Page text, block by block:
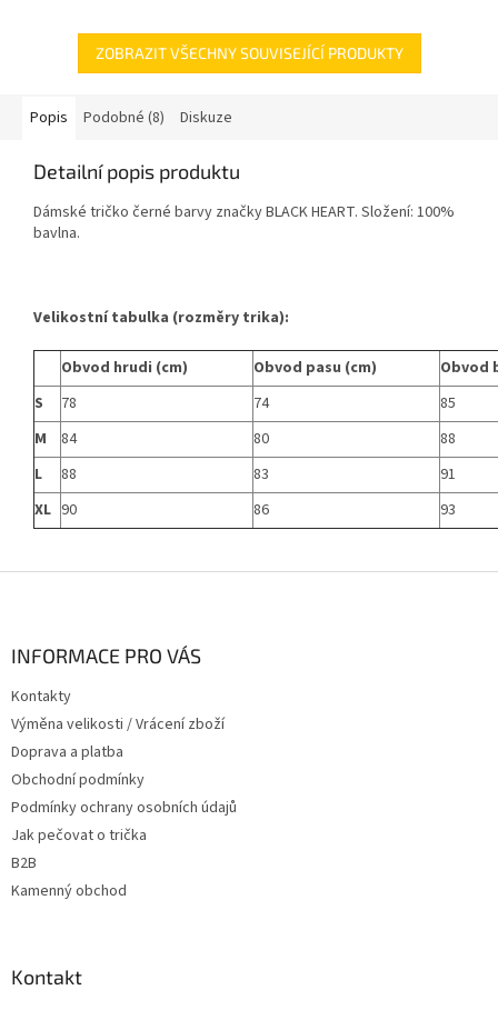
ZOBRAZIT VŠECHNY SOUVISEJÍCÍ PRODUKTY
Popis Podobné (8) Diskuze
Detailní popis produktu
Dámské tričko černé barvy značky BLACK HEART. Složení: 100%
bavlna.
Velikostní tabulka (rozměry trika):
Obvod hrudi (cm) Obvod pasu (cm)
Obvod
S
78 74
85
M
84 80
88
L
88 83
91
XL 90 86 93
INFORMACE PRO VÁS
Kontakty
Výměna velikosti / Vrácení zboží
Doprava a platba
Obchodní podmínky
Podmínky ochrany osobních údajů
Jak pečovat o trička
B2B
Kamenný obchod
Kontakt